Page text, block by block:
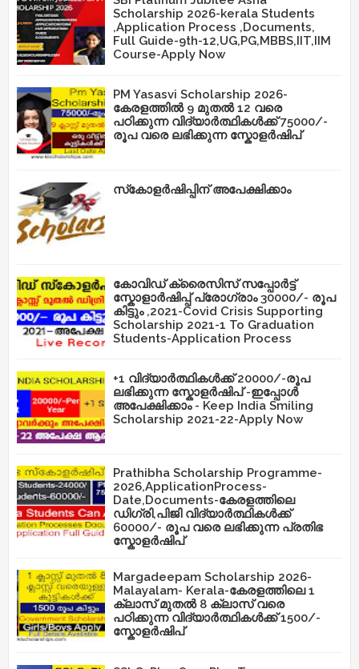
Scholarship 2026-kerala Students
,Application Process ,Documents,
Full Guide-9th-12,UG,PG,MBBS,IIT,IIM
Course-Apply Now
PM Yasasvi Scholarship 2026-
കേരളത്തിൽ 9 മുതൽ 12 വരെ
പഠിക്കുന്ന വിദ്യാർത്ഥികൾക്ക് 75000/-
രൂപ വരെ ലഭിക്കുന്ന സ്കോളർഷിപ്
സ്‌കോളർഷിപ്പിന് അപേക്ഷിക്കാം
കോവിഡ് ക്രൈസിസ് സപ്പോർട്ട്
സ്കോളാർഷിപ്പ് പ്രോഗ്രാം 30000/- രൂപ
കിട്ടും ,2021-Covid Crisis Supporting
Scholarship 2021-1 To Graduation
Students-Application Process
+1 വിദ്യാർത്ഥികൾക്ക് 20000/-രൂപ
ലഭിക്കുന്ന സ്കോളർഷിപ് -ഇപ്പോൾ
അപേക്ഷിക്കാം - Keep India Smiling
Scholarship 2021-22-Apply Now
Prathibha Scholarship Programme-
2026,ApplicationProcess-
Date,Documents-കേരളത്തിലെ
ഡിഗ്രി,പിജി വിദ്യാർത്ഥികൾക്ക്
60000/- രൂപ വരെ ലഭിക്കുന്ന പ്രതിഭ
സ്കോളർഷിപ്
Margadeepam Scholarship 2026-
Malayalam- Kerala-കേരളത്തിലെ 1
ക്ലാസ് മുതൽ 8 ക്ലാസ് വരെ
പഠിക്കുന്ന വിദ്യാർത്ഥികൾക്ക് 1500/-
സ്കോളർഷിപ്